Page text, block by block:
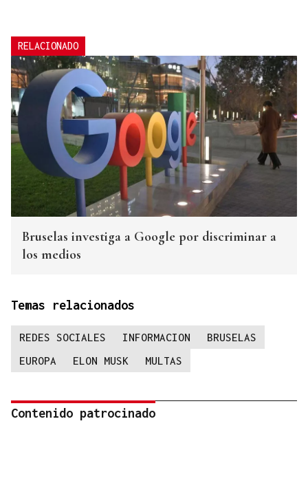
RELACIONADO
Bruselas investiga a Google por discriminar a
los medios
Temas relacionados
REDES SOCIALES INFORMACION
BRUSELAS
EUROPA
ELON MUSK MULTAS
Contenido patrocinado